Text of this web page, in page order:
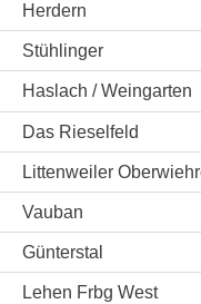
Herdern
Stühlinger
Haslach / Weingarten
Das Rieselfeld
Littenweiler
Vauban
Günterstal
Lehen Frbg West